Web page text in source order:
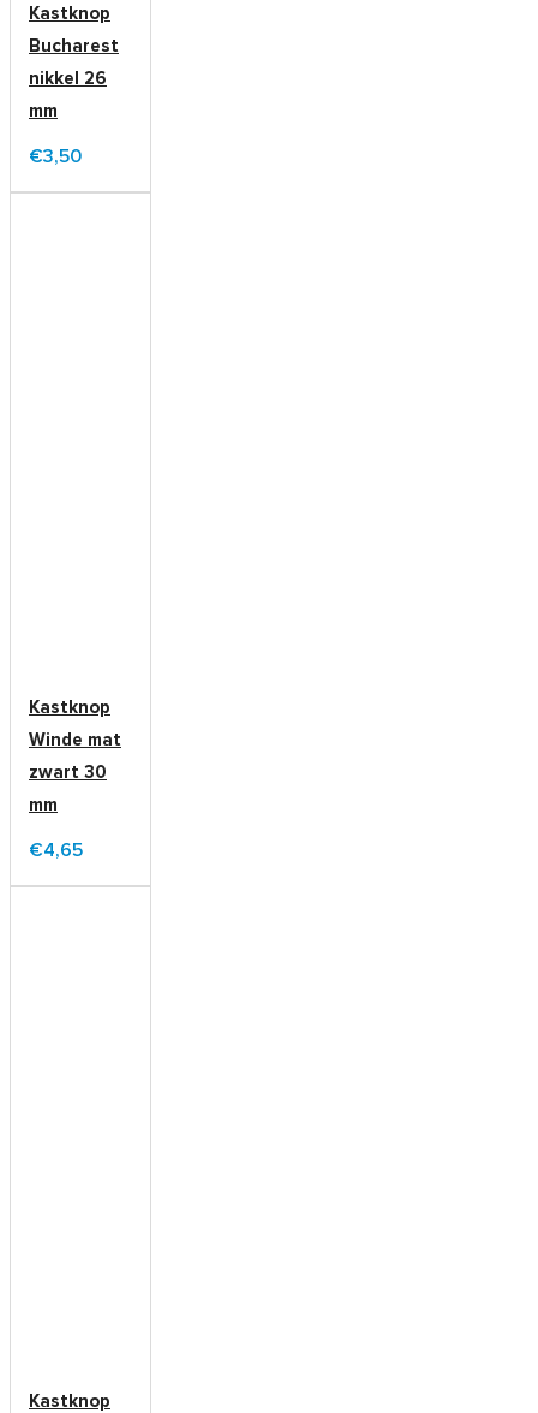
Kastknop
Bucharest
nikkel 26
mm
€3,50
Kastknop
Winde mat
zwart 30
mm
€4,65
Kastknop